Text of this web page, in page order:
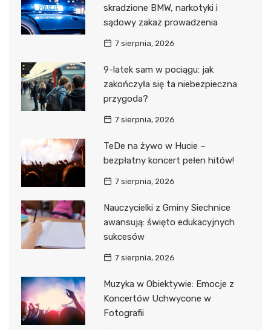
skradzione BMW, narkotyki i
sądowy zakaz prowadzenia
7 sierpnia, 2026
9-latek sam w pociągu: jak
zakończyła się ta niebezpieczna
przygoda?
7 sierpnia, 2026
TeDe na żywo w Hucie –
bezpłatny koncert pełen hitów!
7 sierpnia, 2026
Nauczycielki z Gminy Siechnice
awansują: święto edukacyjnych
sukcesów
7 sierpnia, 2026
Muzyka w Obiektywie: Emocje z
Koncertów Uchwycone w
Fotografii